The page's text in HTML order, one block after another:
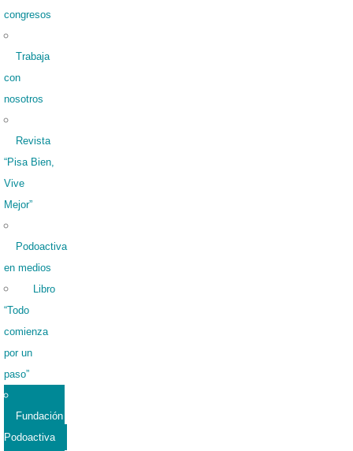
congresos
Trabaja
con
nosotros
Revista
“Pisa Bien,
Vive
Mejor”
Podoactiva
en medios
Libro
“Todo
comienza
por un
paso”
Fundación
Podoactiva